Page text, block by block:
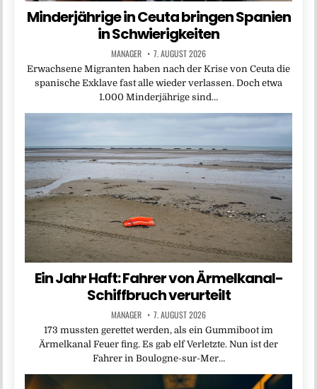
Minderjährige in Ceuta bringen Spanien
in Schwierigkeiten
MANAGER 7. AUGUST 2026
Erwachsene Migranten haben nach der Krise von Ceuta die
spanische Exklave fast alle wieder verlassen. Doch etwa
1.000 Minderjährige sind…
Ein Jahr Haft: Fahrer von Ärmelkanal-
Schiffbruch verurteilt
MANAGER 7. AUGUST 2026
173 mussten gerettet werden, als ein Gummiboot im
Ärmelkanal Feuer fing. Es gab elf Verletzte. Nun ist der
Fahrer in Boulogne-sur-Mer…